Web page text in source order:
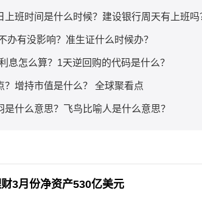
上班时间是什么时候？建设银行周天有上班吗
办有没影响？准生证什么时候办？
息怎么算？1天逆回购的代码是什么？
？增持市值是什么？ 全球聚看点
是什么意思？飞鸟比喻人是什么意思？
3月份净资产530亿美元